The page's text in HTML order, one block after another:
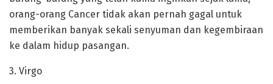
orang-orang Cancer tidak akan pernah gagal untuk
memberikan banyak sekali senyuman dan kegembiraan
ke dalam hidup pasangan.
3. Virgo